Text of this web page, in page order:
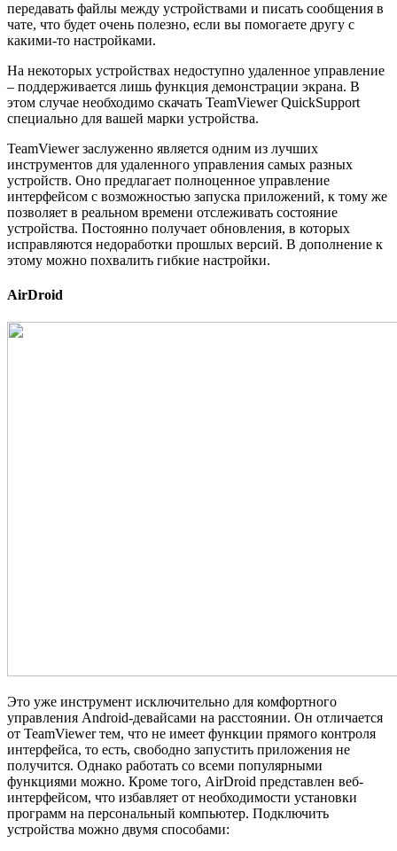
передавать файлы между устройствами и писать сообщения в
чате, что будет очень полезно, если вы помогаете другу с
какими-то настройками.
На некоторых устройствах недоступно удаленное управление
– поддерживается лишь функция демонстрации экрана. В
этом случае необходимо скачать TeamViewer QuickSupport
специально для вашей марки устройства.
TeamViewer заслуженно является одним из лучших
инструментов для удаленного управления самых разных
устройств. Оно предлагает полноценное управление
интерфейсом с возможностью запуска приложений, к тому же
позволяет в реальном времени отслеживать состояние
устройства. Постоянно получает обновления, в которых
исправляются недоработки прошлых версий. В дополнение к
этому можно похвалить гибкие настройки.
AirDroid
Это уже инструмент исключительно для комфортного
управления Android-девайсами на расстоянии. Он отличается
от TeamViewer тем, что не имеет функции прямого контроля
интерфейса, то есть, свободно запустить приложения не
получится. Однако работать со всеми популярными
функциями можно. Кроме того, AirDroid представлен веб-
интерфейсом, что избавляет от необходимости установки
программ на персональный компьютер. Подключить
устройства можно двумя способами: